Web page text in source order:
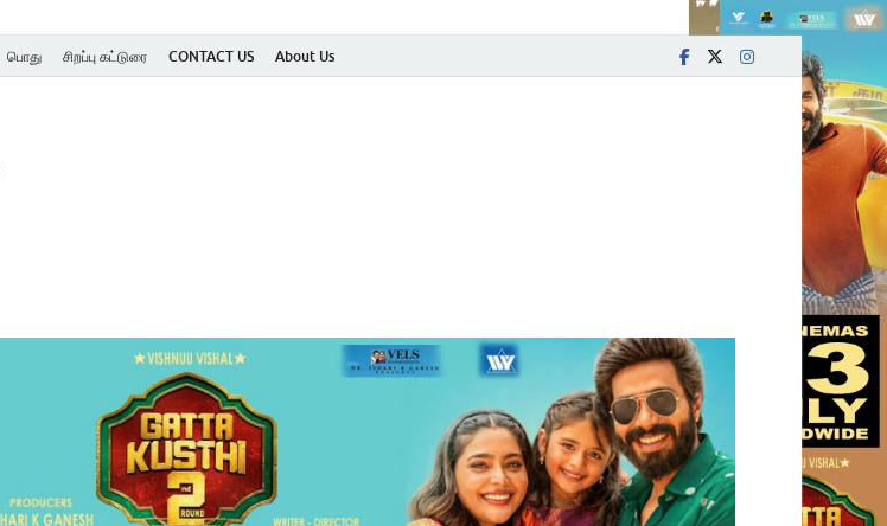
பொது சிறப்பு கட்டுரை CONTACT US About Us